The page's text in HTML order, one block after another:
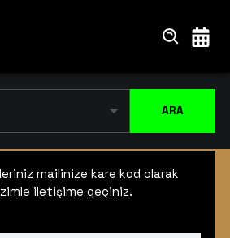
ARA
mailinize kare kod olarak
iletişime geçiniz.